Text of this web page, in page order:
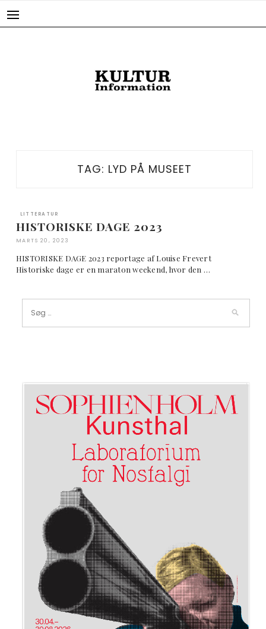
TAG: LYD PÅ MUSEET
LITTERATUR
HISTORISKE DAGE 2023
MARTS 20, 2023
HISTORISKE DAGE 2023 reportage af Louise Frevert
Historiske dage er en maraton weekend, hvor den …